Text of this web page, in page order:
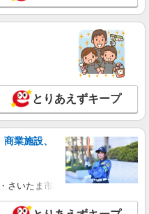
とりあえずキープ
業施設、
さいたま市岩槻区・久喜市・蓮田